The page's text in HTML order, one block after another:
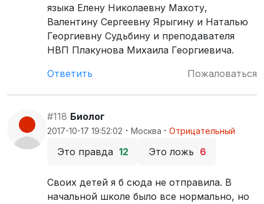
языка Елену Николаевну Махоту,
Валентину Сергеевну Ярыгину и Наталью
Георгиевну Судьбину и преподавателя
НВП Плакунова Михаила Георгиевича.
Ответить
Пожаловаться
#118 Биолог
2017-10-17 19:52:02 · Москва · Отрицательный
Это правда 12 Это ложь 6
Своих детей я б сюда не отправила. В
начальной школе было все нормально, но